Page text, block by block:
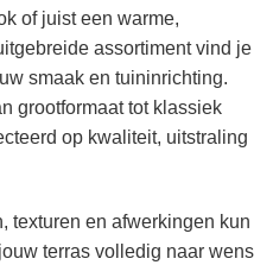
of juist een warme,
assortiment vind je
smaak en tuininrichting.
grootformaat tot klassiek
op kwaliteit, uitstraling
texturen en afwerkingen kun
terras volledig naar wens